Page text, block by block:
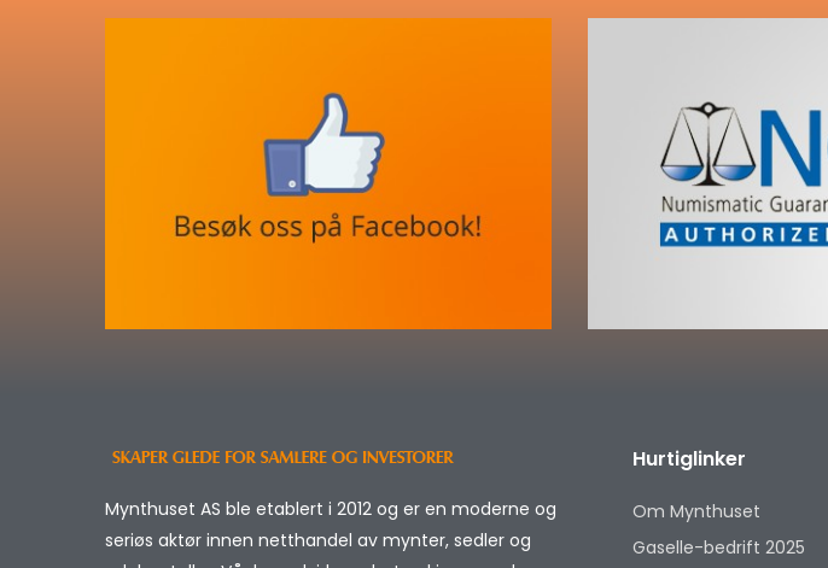
Mynthuset AS ble etablert i 2012 og er en moderne og
seriøs aktør innen netthandel av mynter, sedler og
Hurtiglinker
Om Mynthuset
Gaselle-bedrift 2025